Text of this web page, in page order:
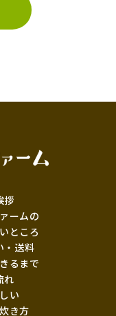
拶
ームの
ところ
・送料
るまで
れ
い
き方